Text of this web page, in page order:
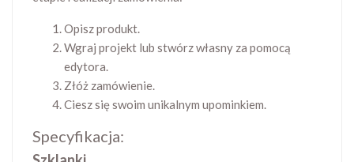
Opisz produkt.
Wgraj projekt lub stwórz własny za pomocą
edytora.
Złóż zamówienie.
Ciesz się swoim unikalnym upominkiem.
Specyfikacja: